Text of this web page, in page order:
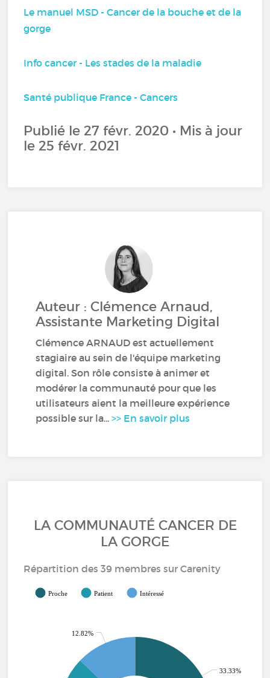
Le manuel MSD - Cancer de la bouche et de la
gorge
Info cancer - Les stades de la maladie
Santé publique France - Cancers
Publié le 27 févr. 2020 • Mis à jour
le 25 févr. 2021
Auteur : Clémence Arnaud,
Assistante Marketing Digital
Clémence ARNAUD est actuellement
stagiaire au sein de l'équipe marketing
digital. Son rôle consiste à animer et
modérer la communauté pour que les
utilisateurs aient la meilleure expérience
possible sur la...>> En savoir plus
LA COMMUNAUTÉ CANCER DE
LA GORGE
Répartition des 39 membres sur Carenity
Proche Patient Intéressé
33.33%
12.82%